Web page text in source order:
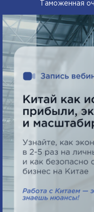
Таможенная
Часто
Схема работы
Контакты